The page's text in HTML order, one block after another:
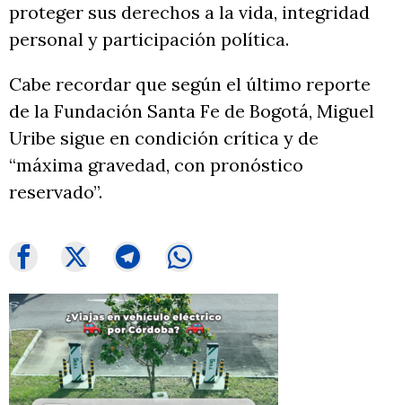
proteger sus derechos a la vida, integridad
personal y participación política.
Cabe recordar que según el último reporte
de la Fundación Santa Fe de Bogotá, Miguel
Uribe sigue en condición crítica y de
“máxima gravedad, con pronóstico
reservado”.